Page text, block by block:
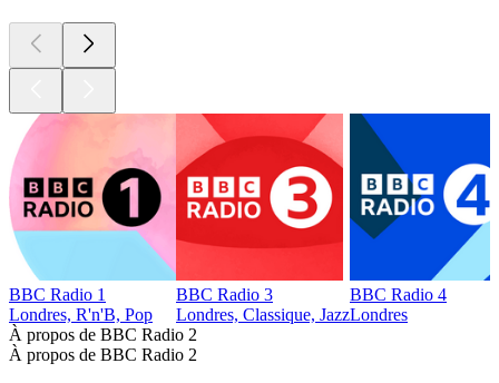
BBC Radio 1
Londres, R'n'B, Pop
BBC Radio 3
Londres, Classique, Jazz
BBC Radio 4
Londres
À propos de BBC Radio 2
À propos de BBC Radio 2